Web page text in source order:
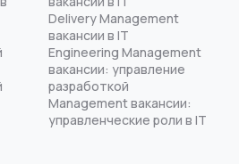
Delivery Management
вакансии в IT
Engineering Management
вакансии: управление
разработкой
Management вакансии:
управленческие роли в IT